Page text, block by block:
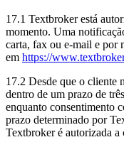
17.1 Textbroker está
momento. Uma
carta, fax ou e-mail e por
em https://
17.2 Desde que o cliente
dentro de um prazo de
enquanto consentimento
prazo determinado por
Textbroker é autorizada a